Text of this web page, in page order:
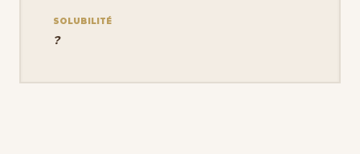
SOLUBILITÉ
?